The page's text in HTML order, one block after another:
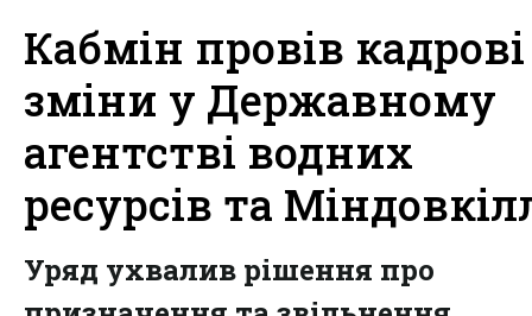
Кабмін провів кадрові
зміни у Державному
агентстві водних
ресурсів та
Уряд ухвалив рішення про